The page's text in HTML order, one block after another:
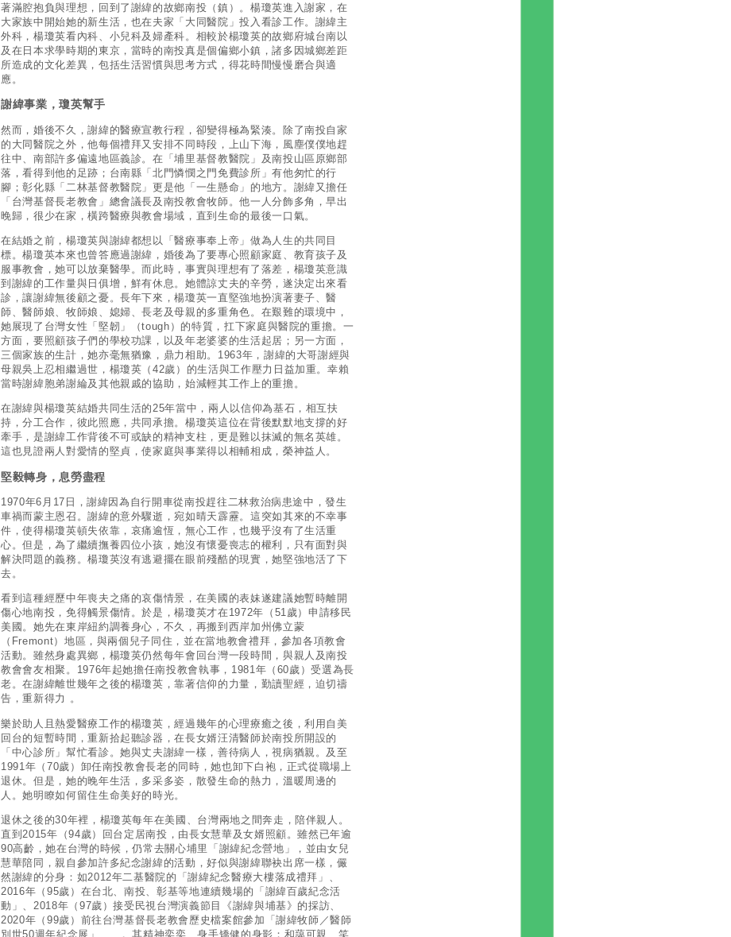
著滿腔抱負與理想，回到了謝緯的故鄉南投（鎮）。楊瓊英進入謝家，在
大家族中開始她的新生活，也在夫家「大同醫院」投入看診工作。謝緯主
外科，楊瓊英看內科、小兒科及婦產科。相較於楊瓊英的故鄉府城台南以
及在日本求學時期的東京，當時的南投真是個偏鄉小鎮，諸多因城鄉差距
所造成的文化差異，包括生活習慣與思考方式，得花時間慢慢磨合與適
應。
謝緯事業，瓊英幫手
然而，婚後不久，謝緯的醫療宣教行程，卻變得極為緊湊。除了南投自家
的大同醫院之外，他每個禮拜又安排不同時段，上山下海，風塵僕僕地趕
往中、南部許多偏遠地區義診。在「埔里基督教醫院」及南投山區原鄉部
落，看得到他的足跡；台南縣「北門憐憫之門免費診所」有他匆忙的行
腳；彰化縣「二林基督教醫院」更是他「一生懸命」的地方。謝緯又擔任
「台灣基督長老教會」總會議長及南投教會牧師。他一人分飾多角，早出
晚歸，很少在家，橫跨醫療與教會場域，直到生命的最後一口氣。
在結婚之前，楊瓊英與謝緯都想以「醫療事奉上帝」做為人生的共同目
標。楊瓊英本來也曾答應過謝緯，婚後為了要專心照顧家庭、教育孩子及
服事教會，她可以放棄醫學。而此時，事實與理想有了落差，楊瓊英意識
到謝緯的工作量與日俱增，鮮有休息。她體諒丈夫的辛勞，遂決定出來看
診，讓謝緯無後顧之憂。長年下來，楊瓊英一直堅強地扮演著妻子、醫
師、醫師娘、牧師娘、媳婦、長老及母親的多重角色。在艱難的環境中，
她展現了台灣女性「堅韌」（tough）的特質，扛下家庭與醫院的重擔。一
方面，要照顧孩子們的學校功課，以及年老婆婆的生活起居；另一方面，
三個家族的生計，她亦毫無猶豫，鼎力相助。1963年，謝緯的大哥謝經與
母親吳上忍相繼過世，楊瓊英（42歲）的生活與工作壓力日益加重。幸賴
當時謝緯胞弟謝綸及其他親戚的協助，始減輕其工作上的重擔。
在謝緯與楊瓊英結婚共同生活的25年當中，兩人以信仰為基石，相互扶
持，分工合作，彼此照應，共同承擔。楊瓊英這位在背後默默地支撐的好
牽手，是謝緯工作背後不可或缺的精神支柱，更是難以抹滅的無名英雄。
這也見證兩人對愛情的堅貞，使家庭與事業得以相輔相成，榮神益人。
堅毅轉身，息勞盡程
1970年6月17日，謝緯因為自行開車從南投趕往二林救治病患途中，發生
車禍而蒙主恩召。謝緯的意外驟逝，宛如晴天霹靂。這突如其來的不幸事
件，使得楊瓊英頓失依靠，哀痛逾恆，無心工作，也幾乎沒有了生活重
心。但是，為了繼續撫養四位小孩，她沒有懷憂喪志的權利，只有面對與
解決問題的義務。楊瓊英沒有逃避擺在眼前殘酷的現實，她堅強地活了下
去。
看到這種經歷中年喪夫之痛的哀傷情景，在美國的表妹遂建議她暫時離開
傷心地南投，免得觸景傷情。於是，楊瓊英才在1972年（51歲）申請移民
美國。她先在東岸紐約調養身心，不久，再搬到西岸加州佛立蒙
（Fremont）地區，與兩個兒子同住，並在當地教會禮拜，參加各項教會
活動。雖然身處異鄉，楊瓊英仍然每年會回台灣一段時間，與親人及南投
教會會友相聚。1976年起她擔任南投教會執事，1981年（60歲）受選為長
老。在謝緯離世幾年之後的楊瓊英，靠著信仰的力量，勤讀聖經，迫切禱
告，重新得力 。
樂於助人且熱愛醫療工作的楊瓊英，經過幾年的心理療癒之後，利用自美
回台的短暫時間，重新拾起聽診器，在長女婿汪清醫師於南投所開設的
「中心診所」幫忙看診。她與丈夫謝緯一樣，善待病人，視病猶親。及至
1991年（70歲）卸任南投教會長老的同時，她也卸下白袍，正式從職場上
退休。但是，她的晚年生活，多采多姿，散發生命的熱力，溫暖周邊的
人。她明瞭如何留住生命美好的時光。
退休之後的30年裡，楊瓊英每年在美國、台灣兩地之間奔走，陪伴親人。
直到2015年（94歲）回台定居南投，由長女慧華及女婿照顧。雖然已年逾
90高齡，她在台灣的時候，仍常去關心埔里「謝緯紀念營地」，並由女兒
慧華陪同，親自參加許多紀念謝緯的活動，好似與謝緯聯袂出席一樣，儼
然謝緯的分身：如2012年二基醫院的「謝緯紀念醫療大樓落成禮拜」、
2016年（95歲）在台北、南投、彰基等地連續幾場的「謝緯百歲紀念活
動」、2018年（97歲）接受民視台灣演義節目《謝緯與埔基》的採訪、
2020年（99歲）前往台灣基督長老教會歷史檔案館參加「謝緯牧師／醫師
別世50週年紀念展」……。其精神奕奕、身手矯健的身影；和藹可親、笑